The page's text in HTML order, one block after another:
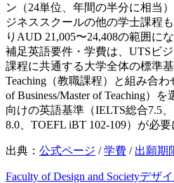
ン（24単位、年間の半分に相当
ジネススクールの他の学士課程
りAUD 21,005〜24,408の範囲にな
補足英語要件・学費は、UTSビ
課程に共通する大学全体の標準
Teaching（教職課程）と組み合
of Business/Master of Teaching）
向けの英語基準（IELTS総合7.5
8.0、TOEFL iBT 102-109）が必要
出典： 公式ページ /学費 / 出願期
Faculty of Design and Societyデザ